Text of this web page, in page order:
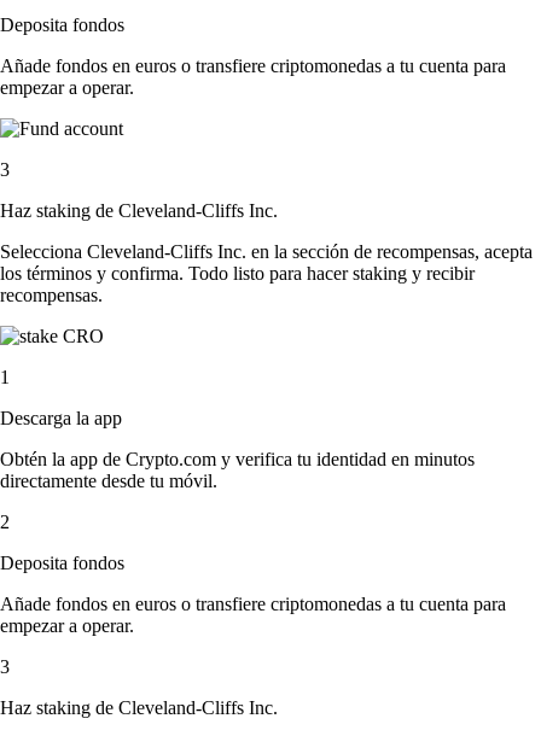
Deposita fondos
Añade fondos en euros o transfiere criptomonedas a tu cuenta para
empezar a operar.
3
Haz staking de Cleveland-Cliffs Inc.
Selecciona Cleveland-Cliffs Inc. en la sección de recompensas, acepta
los términos y confirma. Todo listo para hacer staking y recibir
recompensas.
1
Descarga la app
Obtén la app de Crypto.com y verifica tu identidad en minutos
directamente desde tu móvil.
2
Deposita fondos
Añade fondos en euros o transfiere criptomonedas a tu cuenta para
empezar a operar.
3
Haz staking de Cleveland-Cliffs Inc.